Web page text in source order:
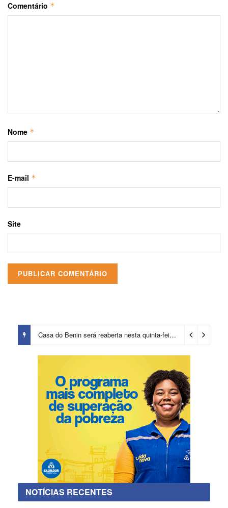
Comentário *
Nome *
E-mail *
Site
Casa do Benin será reaberta nesta quinta-feira (6) 13 horas ago
NOTÍCIAS RECENTES